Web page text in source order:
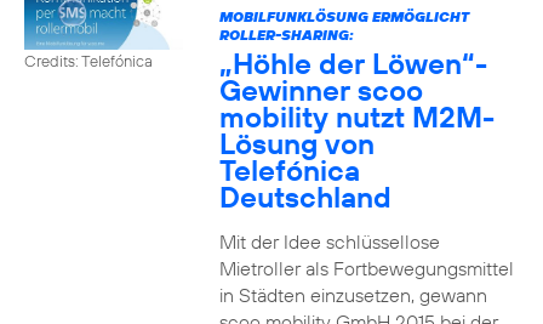
Credits: Telefónica
MOBILFUNKLÖSUNG ERMÖGLICHT
ROLLER-SHARING:
„Höhle der Löwen“-
Gewinner scoo
mobility nutzt M2M-
Lösung von
Telefónica
Deutschland
Mit der Idee schlüssellose
Mietroller als Fortbewegungsmittel
in Städten einzusetzen, gewann